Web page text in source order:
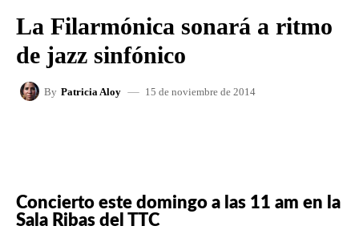
La Filarmónica sonará a ritmo
de jazz sinfónico
By Patricia Aloy 15 de noviembre de 2014
Concierto este domingo a las 11 am en la
Sala Ribas del TTC